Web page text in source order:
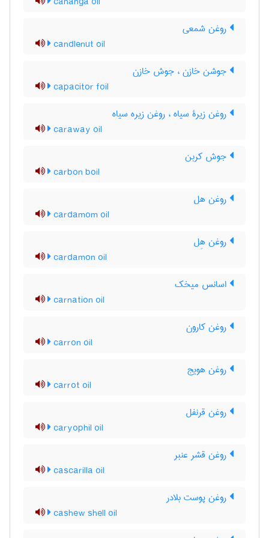
روغن شمعی
candlenut oil
جوشن خازن ، جوش خازن
capacitor foil
روغن زیرۀ سیاه ، روغن زیره سیاه
caraway oil
جوش کربن
carbon boil
روغن هل
cardamom oil
روغن هِل
cardamon oil
اسانس میخک
carnation oil
روغن کارون
carron oil
روغن هویج
carrot oil
روغن قرنفل
caryophil oil
روغن قشر عنبر
cascarilla oil
روغن پوست بلادر
cashew shell oil